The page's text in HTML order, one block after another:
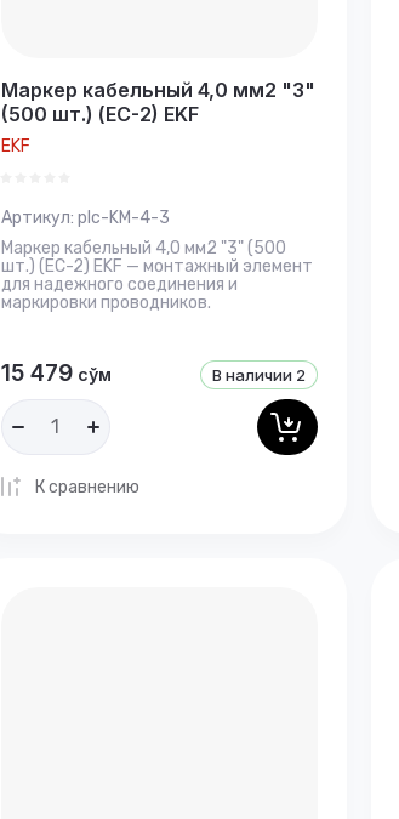
Маркер кабельный 4,0 мм2 "3"
(500 шт.) (ЕС-2) EKF
EKF
Артикул: plc-KM-4-3
Маркер кабельный 4,0 мм2 "3" (500
шт.) (ЕС-2) EKF — монтажный элемент
для надежного соединения и
маркировки проводников.
В наличии 2
15 479 сўм
К сравнению